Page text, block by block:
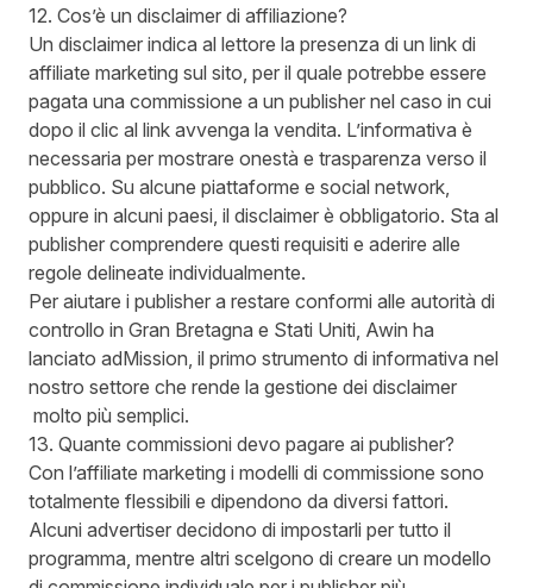
12. Cos’è un disclaimer di affiliazione?
Un disclaimer indica al lettore la presenza di un link di
affiliate marketing sul sito, per il quale potrebbe essere
pagata una commissione a un publisher nel caso in cui
dopo il clic al link avvenga la vendita. L’informativa è
necessaria per mostrare onestà e trasparenza verso il
pubblico. Su alcune piattaforme e social network,
oppure in alcuni paesi, il disclaimer è obbligatorio. Sta al
publisher comprendere questi requisiti e aderire alle
regole delineate individualmente.
Per aiutare i publisher a restare conformi alle autorità di
controllo in Gran Bretagna e Stati Uniti, Awin ha
lanciato adMission , il primo strumento di informativa nel
nostro settore che rende la gestione dei disclaimer
molto più semplici.
13. Quante commissioni devo pagare ai publisher?
Con l’affiliate marketing i modelli di commissione sono
totalmente flessibili e dipendono da diversi fattori.
Alcuni advertiser decidono di impostarli per tutto il
programma, mentre altri scelgono di creare un modello